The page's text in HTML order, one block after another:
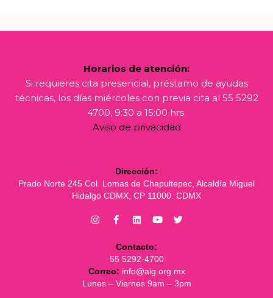
Horarios de atención:
Si requieres cita presencial, préstamo de ayudas
técnicas, los días miércoles con previa cita al 55 5292
4700, 9:30 a 15:00 hrs.
Aviso de privacidad
Dirección:
Prado Norte 245 Col. Lomas de Chapultepec, Alcaldía Miguel
Hidalgo CDMX, CP 11000. CDMX
Contacto:
55 5292-4700
Correo: info@aig.org.mx
Lunes – Viernes 9am – 3pm